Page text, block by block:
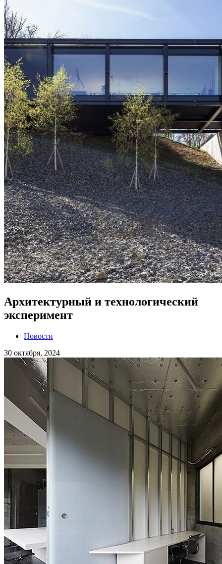
Архитектурный и технологический
эксперимент
Новости
30 октября, 2024